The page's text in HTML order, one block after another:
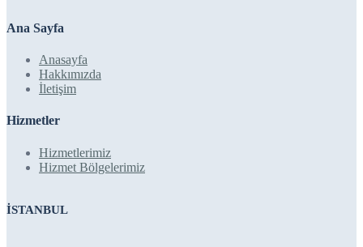
Ana Sayfa
Anasayfa
Hakkımızda
İletişim
Hizmetler
Hizmetlerimiz
Hizmet Bölgelerimiz
İSTANBUL